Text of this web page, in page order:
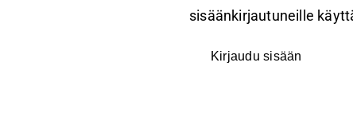
sisäänkirjautuneille
Kirjaudu sisään